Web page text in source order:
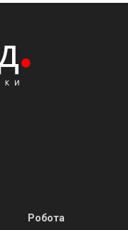
Робота